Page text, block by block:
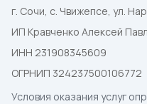
г. Сочи, с. Чвижепсе, ул.
ИП Кравченко Алексей
ИНН 231908345609
ОГРНИП 324237500106772
Условия оказания услуг